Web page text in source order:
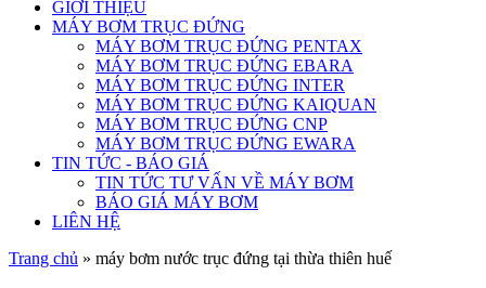
GIỚI THIỆU
MÁY BƠM TRỤC ĐỨNG
MÁY BƠM TRỤC ĐỨNG PENTAX
MÁY BƠM TRỤC ĐỨNG EBARA
MÁY BƠM TRỤC ĐỨNG INTER
MÁY BƠM TRỤC ĐỨNG KAIQUAN
MÁY BƠM TRỤC ĐỨNG CNP
MÁY BƠM TRỤC ĐỨNG EWARA
TIN TỨC - BÁO GIÁ
TIN TỨC TƯ VẤN VỀ MÁY BƠM
BÁO GIÁ MÁY BƠM
LIÊN HỆ
Trang chủ » máy bơm nước trục đứng tại thừa thiên huế